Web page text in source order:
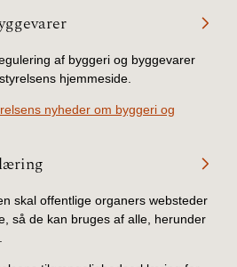
af byggeri og byggevarer
hjemmeside.
nyheder om byggeri og
skal offentlige organers websteder
så de kan bruges af alle, herunder